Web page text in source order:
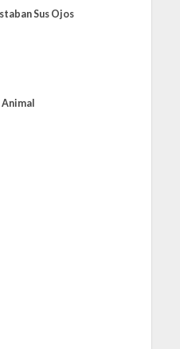
Sus Ojos
Animal